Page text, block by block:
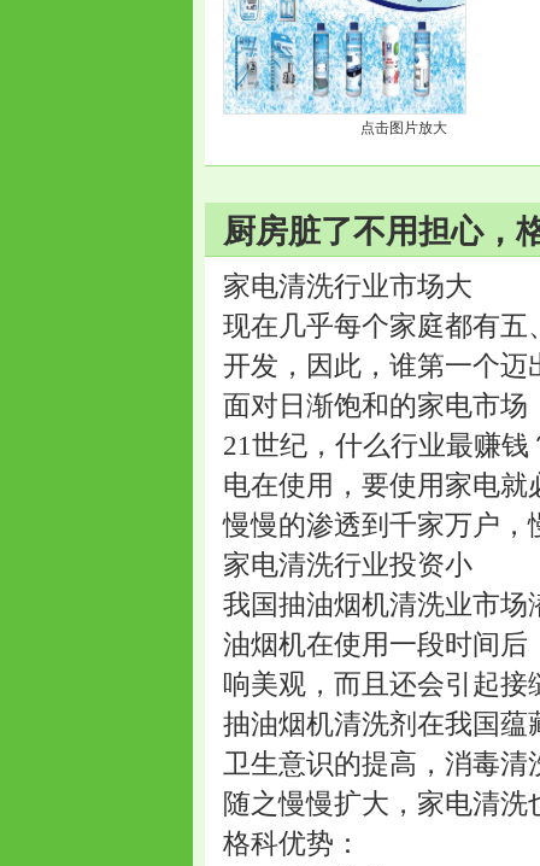
点击图片放大
厨房脏了不用担心，
家电清洗行业市场大
现在几乎每个家庭都有
开发，因此，谁第一个
面对日渐饱和的家电市
21世纪，什么行业最赚
电在使用，要使用家电
慢慢的渗透到千家万户
家电清洗行业投资小
我国抽油烟机清洗业市
油烟机在使用一段时间
响美观，而且还会引起
抽油烟机清洗剂在我国
卫生意识的提高，消毒
随之慢慢扩大，家电清
格科优势：